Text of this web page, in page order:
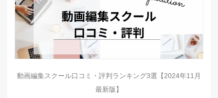
動画編集スクール口コミ・評判ランキング3選【2024年11月
最新版】